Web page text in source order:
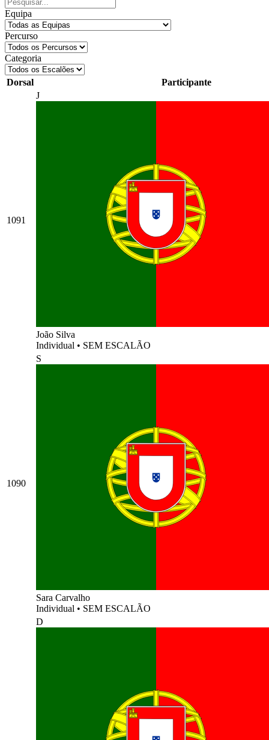
Equipa
Percurso
Categoria
Dorsal Participante
1091
J
João Silva
Individual • SEM ESCALÃO
1090
S
Sara Carvalho
Individual • SEM ESCALÃO
D